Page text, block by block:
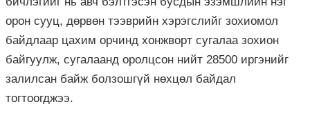
орон сууц, дөрвөн тээврийн хэрэгслийг зохиомол
байдлаар цахим орчинд хонжворт сугалаа зохион
байгуулж, сугалаанд оролцсон нийт 28500 иргэнийг
залилсан байж болзошгүй нөхцөл байдал
тогтоогджээ.